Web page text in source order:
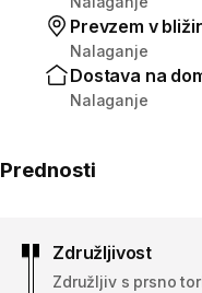
Prevzem v
Nalaganje
Dostava na
Nalaganje
Prednosti
Združljivost
Združljiv s prsno